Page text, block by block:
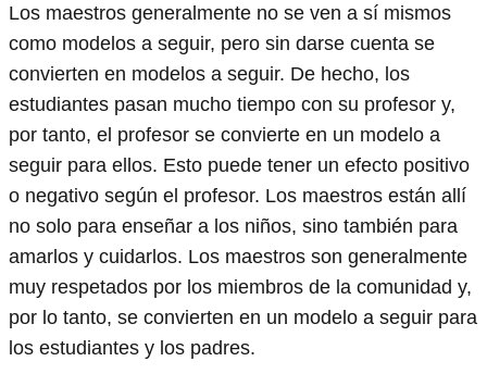
Los maestros generalmente no se ven a sí mismos
como modelos a seguir, pero sin darse cuenta se
convierten en modelos a seguir. De hecho, los
estudiantes pasan mucho tiempo con su profesor y,
por tanto, el profesor se convierte en un modelo a
seguir para ellos. Esto puede tener un efecto positivo
o negativo según el profesor. Los maestros están allí
no solo para enseñar a los niños, sino también para
amarlos y cuidarlos. Los maestros son generalmente
muy respetados por los miembros de la comunidad y,
por lo tanto, se convierten en un modelo a seguir para
los estudiantes y los padres.